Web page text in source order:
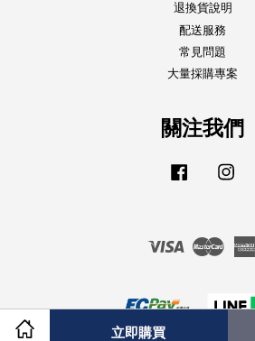
立即購買
退換貨說明
配送服務
常見問題
大量採購專案
關注我們
Facebook
Visa Master